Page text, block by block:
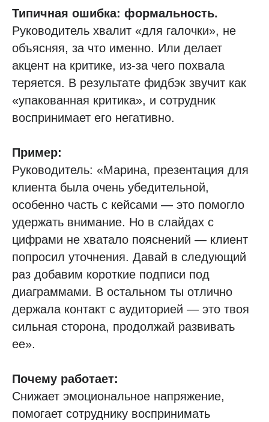
Типичная ошибка: формальность.
Руководитель хвалит «для галочки», не
объясняя, за что именно. Или делает
акцент на критике, из-за чего похвала
теряется. В результате фидбэк звучит как
«упакованная критика», и сотрудник
воспринимает его негативно.
Пример:
Руководитель: «Марина, презентация для
клиента была очень убедительной,
особенно часть с кейсами — это помогло
удержать внимание. Но в слайдах с
цифрами не хватало пояснений — клиент
попросил уточнения. Давай в следующий
раз добавим короткие подписи под
диаграммами. В остальном ты отлично
держала контакт с аудиторией — это твоя
сильная сторона, продолжай развивать
ее».
Почему работает:
Снижает эмоциональное напряжение,
помогает сотруднику воспринимать